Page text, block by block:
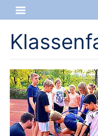
Startseite
Aktuelles
Das sind wir
Lernangebot